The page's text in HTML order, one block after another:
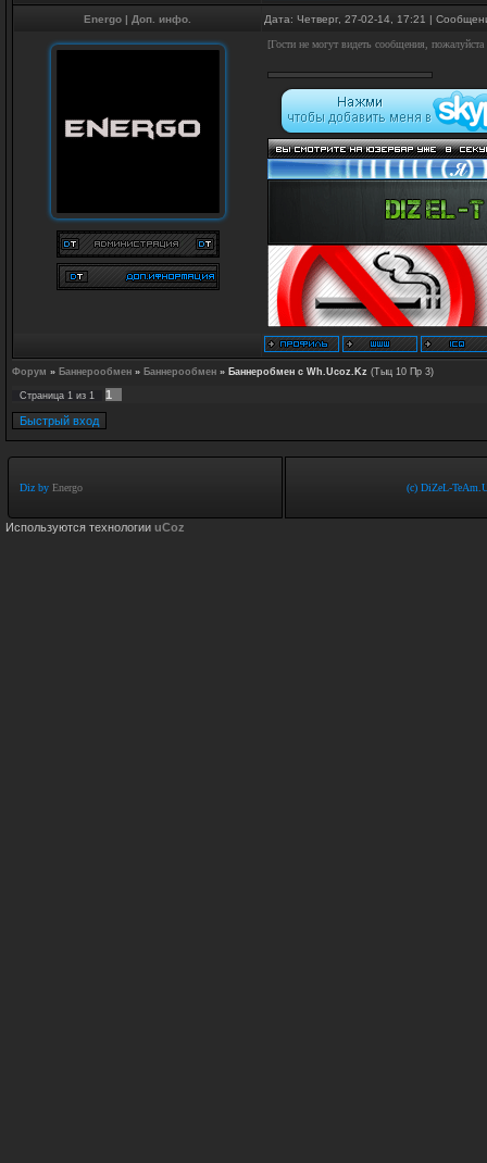
Energo | Доп. инфо. Дата: Четверг, 27-02-14, 17:21 |
[Гости не могут видеть сообщения, пожалуйста
Форум » Баннерообмен » Баннерообмен » Баннеробмен с Wh.Ucoz.Kz (Тыц 10 Пр 3)
Страница 1 из 1 1
Diz by Energo (c) DiZeL-
Используются технологии uCoz